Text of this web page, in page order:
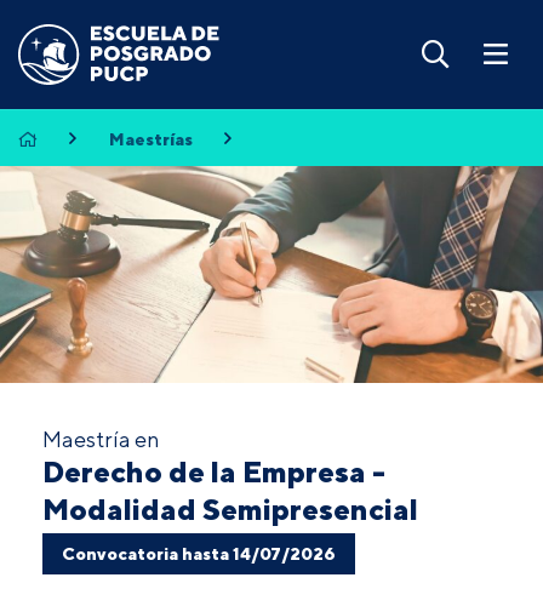
Maestrías
Maestría en
Derecho de la Empresa -
Modalidad Semipresencial
Convocatoria hasta 14/07/2026